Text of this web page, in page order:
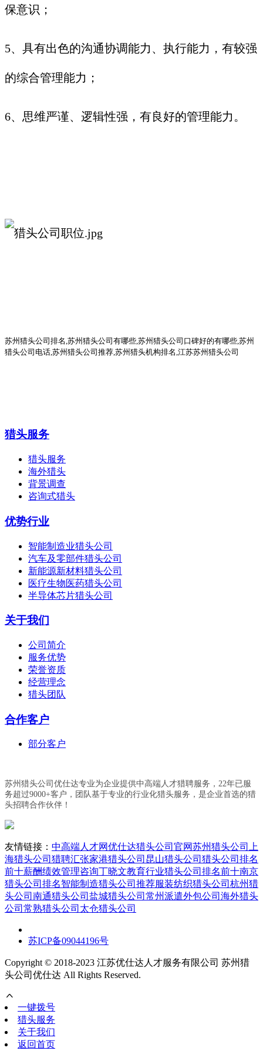
保意识；
5、具有出色的沟通协调能力、执行能力，有较强
的综合管理能力；
6、思维严谨、逻辑性强，有良好的管理能力。
苏州猎头公司排名 苏州猎头公司有哪些 ,苏州猎头公司口碑好的有哪些, 苏州
猎头公司电话 苏州猎头公司推荐 ,苏州猎头机构排名,江苏苏州猎头公司
猎头服务
猎头服务
海外猎头
背景调查
咨询式猎头
优势行业
智能制造业猎头公司
汽车及零部件猎头公司
新能源新材料猎头公司
医疗生物医药猎头公司
半导体芯片猎头公司
关于我们
公司简介
服务优势
荣誉资质
经营理念
猎头团队
合作客户
部分客户
苏州猎头公司优仕达专业为企业提供中高端人才猎聘服务，22年已服
务超过9000+客户，团队基于专业的行业化猎头服务，是企业首选的猎
头招聘合作伙伴！
友情链接： 中高端人才网优仕达猎头公司官网苏州猎头公司 上
海猎头公司 猎聘汇张家港猎头公司 昆山猎头公司 猎头公司排名
前十薪酬绩效管理咨询丁晓文教育行业猎头公司排名前十南京
猎头公司排名智能制造猎头公司推荐服装纺织猎头公司 杭州猎
头公司 南通猎头公司 盐城猎头公司 常州派遣外包公司 海外猎头
公司 常熟猎头公司 太仓猎头公司
苏ICP备09044196号
Copyright © 2018-2023 江苏优仕达人才服务有限公司 苏州猎
头公司优仕达 All Rights Reserved.
一键拨号
猎头服务
关于我们
返回首页